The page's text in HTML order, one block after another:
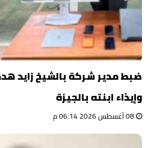
ضبط مدير شركة بالشيخ زايد
وإيذاء ابنته بالجيزة